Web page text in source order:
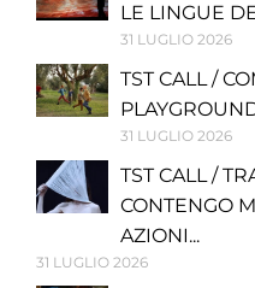
LE LINGUE
31 LUGLIO 2026
TST CALL /
31 LUGLIO 2026
TST CALL /
CONTENGO
AZIONI...
31 LUGLIO 2026